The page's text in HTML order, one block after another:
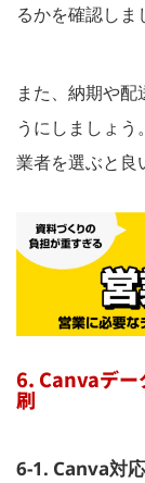
るかを確認しま
また、納期や
うにしましょ
業者を選ぶと良
6. Canvaデー
刷
6-1. Canva対